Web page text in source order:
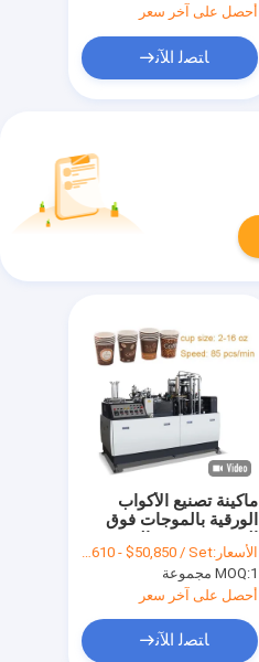
أحصل على آخر سعر
ﺎﺘﺼﻟ ﺍﻶﻧ
ماكينة تصنيع الأكواب
الورقية بالموجات فوق
السرعة 150-350g / M2
الأسعار:FOB $49,610 - $50,850 / Set
MOQ:1 مجموعة
أحصل على آخر سعر
ﺎﺘﺼﻟ ﺍﻶﻧ